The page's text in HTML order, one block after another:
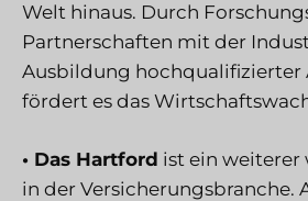
Welt hinaus. Durch
Partnerschaften mit der
Ausbildung hochqualifizierter
fördert es das
• Das Hartford ist ein
in der Versicherungsbranche.